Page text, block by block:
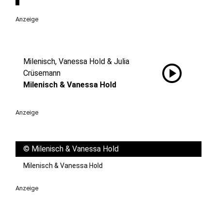
Anzeige
Milenisch, Vanessa Hold & Julia
Crüsemann
Milenisch & Vanessa Hold
play_circle
Anzeige
© Milenisch & Vanessa Hold
Milenisch & Vanessa Hold
Anzeige